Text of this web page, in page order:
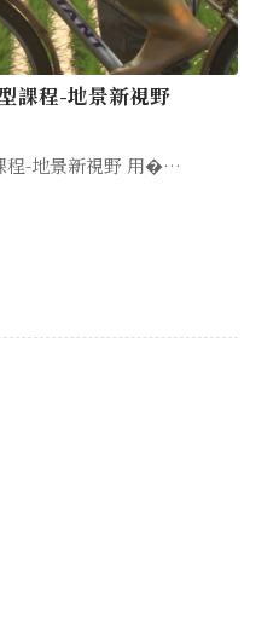
課程-地景新視野
程-地景新視野 用�…